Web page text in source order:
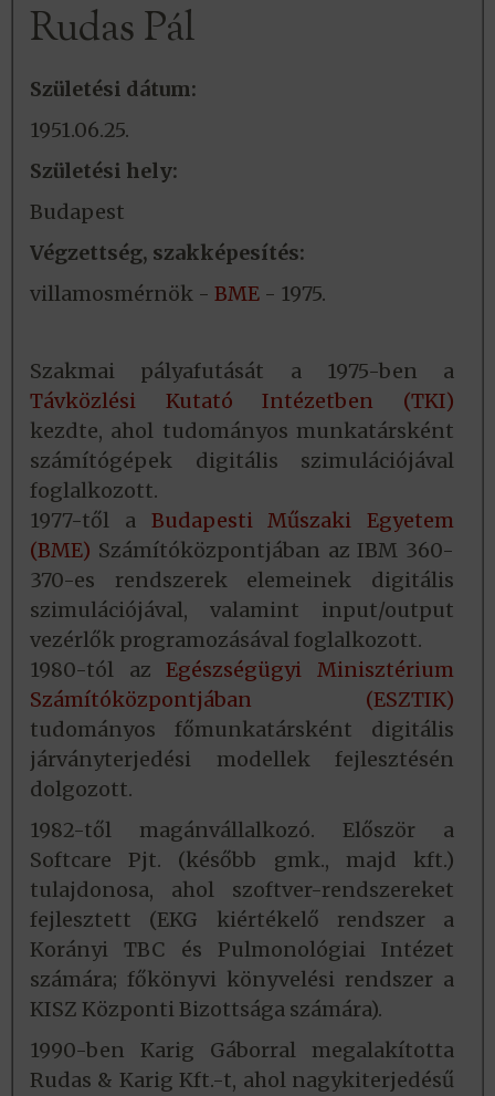
Rudas Pál
Születési dátum:
1951.06.25.
Születési hely:
Budapest
Végzettség, szakképesítés:
villamosmérnök - BME - 1975.
Szakmai pályafutását a 1975-ben a
Távközlési Kutató Intézetben (TKI)
kezdte, ahol tudományos munkatársként
számítógépek digitális szimulációjával
foglalkozott.
1977-től a Budapesti Műszaki Egyetem
(BME) Számítóközpontjában az IBM 360-
370-es rendszerek elemeinek digitális
szimulációjával, valamint input/output
vezérlők programozásával foglalkozott.
1980-tól azEgészségügyi Minisztérium
Számítóközpontjában (ESZTIK)
tudományos főmunkatársként digitális
járványterjedési modellek fejlesztésén
dolgozott.
1982-től magánvállalkozó. Először a
Softcare Pjt. (később gmk., majd kft.)
tulajdonosa, ahol szoftver-rendszereket
fejlesztett (EKG kiértékelő rendszer a
Korányi TBC és Pulmonológiai Intézet
számára; főkönyvi könyvelési rendszer a
KISZ Központi Bizottsága számára).
1990-ben Karig Gáborral megalakította
Rudas & Karig Kft.-t, ahol nagykiterjedésű